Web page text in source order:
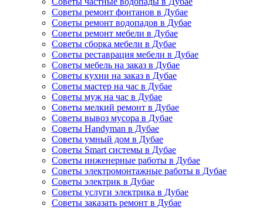
Советы ремонт фонтанов в Дубае
Советы ремонт водопадов в Дубае
Советы ремонт мебели в Дубае
Советы сборка мебели в Дубае
Советы реставрация мебели в Дубае
Советы мебель на заказ в Дубае
Советы кухни на заказ в Дубае
Советы мастер на час в Дубае
Советы муж на час в Дубае
Советы мелкий ремонт в Дубае
Советы вывоз мусора в Дубае
Советы Handyman в Дубае
Советы умный дом в Дубае
Советы Smart системы в Дубае
Советы инженерные работы в Дубае
Советы электромонтажные работы в Дубае
Советы электрик в Дубае
Советы услуги электрика в Дубае
Советы заказать ремонт в Дубае